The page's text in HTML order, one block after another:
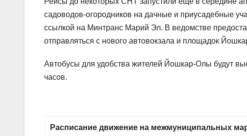
садоводов-огородников на дачные и приусадебные
ссылкой на Минтранс Марий Эл. В ведомстве
отправляться с нового автовокзала и площадок
Автобусы для удобства жителей Йошкар-Олы будут
часов.
Расписание движение на межмуниципальных